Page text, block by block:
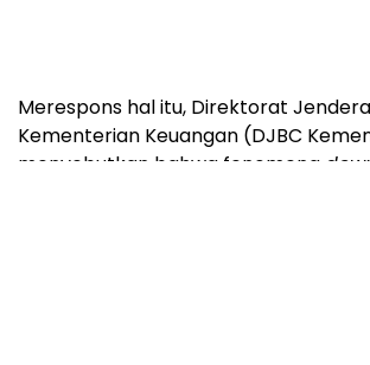
Merespons hal itu, Direktorat
Kementerian Keuangan (DJBC
menyebutkan bahwa fenomena